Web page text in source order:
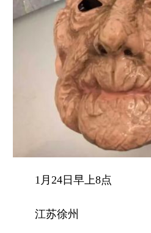
1月24日早上8点
江苏徐州